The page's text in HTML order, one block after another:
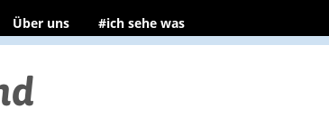
Über uns #ich sehe was